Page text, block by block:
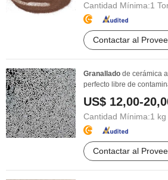
Cantidad Mínima:1
Contactar al
Granallado de cerámica
perfecto libre de
US$ 12,00-
Cantidad Mínima:1 kg
Contactar al